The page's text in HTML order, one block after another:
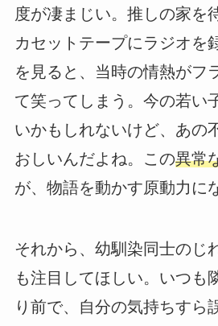
度が凄まじい。推しの家を
カセットテープにラジオを
を見ると、当時の情熱がフ
て笑ってしまう。今の若い
いかもしれないけど、あの
おしいんだよね。この異常
が、物語を動かす原動力に
それから、幼馴染同士のじ
も注目してほしい。いつも
り前で、自分の気持ちすら